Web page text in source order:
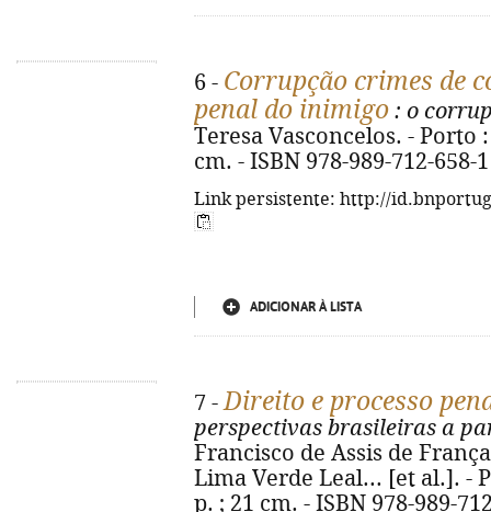
6 - Corrupção crimes de
penal do inimigo : o
Teresa Vasconcelos. - Porto
cm. - ISBN 978-989-712-658-1
Link persistente: http://
ADICIONAR À LISTA
7 -Direito e processo
perspectivas brasileiras a
Francisco de Assis de
Lima Verde Leal... [et al.]. -
p. ; 21 cm. - ISBN 978-989-